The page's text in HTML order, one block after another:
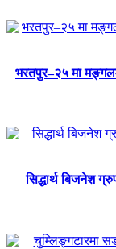
भरतपुर–२५ मा
सिद्धार्थ बिजनेश